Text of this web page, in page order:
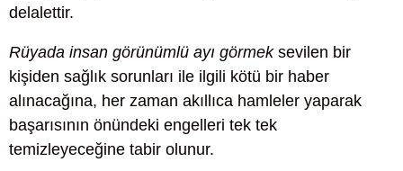
delalettir.
Rüyada insan görünümlü ayı görmeksevilen bir
kişiden sağlık sorunları ile ilgili kötü bir haber
alınacağına, her zaman akıllıca hamleler yaparak
başarısının önündeki engelleri tek tek
temizleyeceğine tabir olunur.